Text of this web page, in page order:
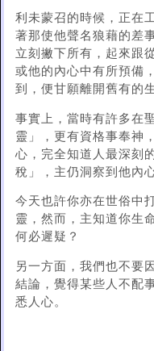
利未蒙召的時候，正在
著那使他聲名狼藉的差
立刻撇下所有，起來跟
或他的內心中有所預備
到，便甘願離開舊有的
事實上，當時有許多在
靈」，更有資格事奉神
心，完全知道人最深刻
稅」，主仍洞察到他內
今天也許你亦在世俗中
靈，然而，主知道你生
何必遲疑？
另一方面，我們也不要
結論，覺得某些人不配
悉人心。